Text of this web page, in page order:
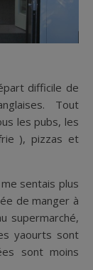
difficile de
Tout
les pubs, les
), pizzas et
sentais plus
de manger à
supermarché,
yaourts sont
sont moins